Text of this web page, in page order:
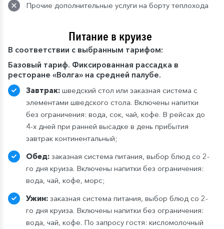
Прочие дополнительные услуги на борту теплохода
Питание в круизе
В соответствии с выбранным тарифом:
Базовый тариф. Фиксированная рассадка в
ресторане «Волга» на средней палубе.
Завтрак: шведский стол или заказная система с
элементами шведского стола. Включены напитки
без ограничения: вода, сок, чай, кофе. В рейсах до
4-х дней при ранней высадке в день прибытия
завтрак континентальный;
Обед: заказная система питания, выбор блюд со 2-
го дня круиза. Включены напитки без ограничения:
вода, чай, кофе, морс;
Ужин: заказная система питания, выбор блюд со 2-
го дня круиза. Включены напитки без ограничения:
вода, чай, кофе. По запросу гостя: кисломолочный